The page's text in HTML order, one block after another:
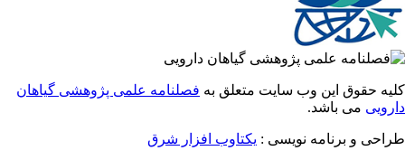
حقوق این وب سایت متعلق بهفصلنامه علمی پژوهشی گیاهان
می باشد.
و برنامه نویسی :یکتاوب افزار شرق